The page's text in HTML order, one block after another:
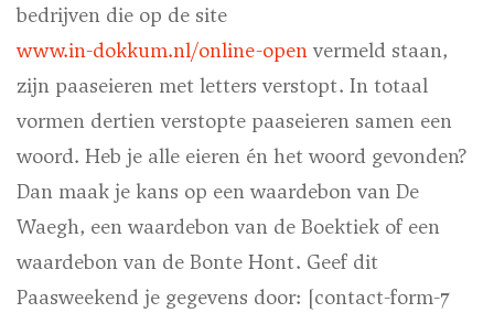
bedrijven die op de site
www.in-dokkum.nl/online-open vermeld staan,
zijn paaseieren met letters verstopt. In totaal
vormen dertien verstopte paaseieren samen een
woord. Heb je alle eieren én het woord gevonden?
Dan maak je kans op een waardebon van De
Waegh, een waardebon van de Boektiek of een
waardebon van de Bonte Hont. Geef dit
Paasweekend je gegevens door: [contact-form-7